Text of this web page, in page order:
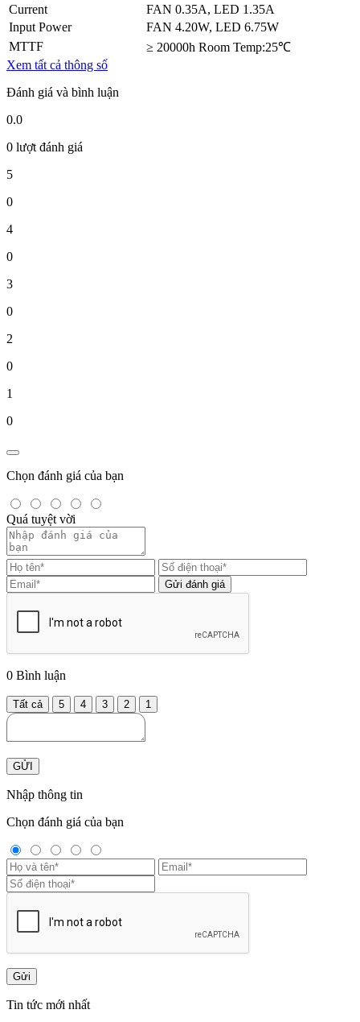
Current
FAN 0.35A, LED 1.35A
Input Power
FAN 4.20W, LED 6.75W
MTTF
≥ 20000h Room Temp:25℃
Xem tất cả thông số
Đánh giá và bình luận
0.0
0 lượt đánh giá
5
0
4
0
3
0
2
0
1
0
Chọn đánh giá của bạn
Quá tuyệt vời
Gửi đánh giá
0 Bình luận
Tất cả 5 4 3 2 1
GỬI
Nhập thông tin
Chọn đánh giá của bạn
Gửi
Tin tức mới nhất